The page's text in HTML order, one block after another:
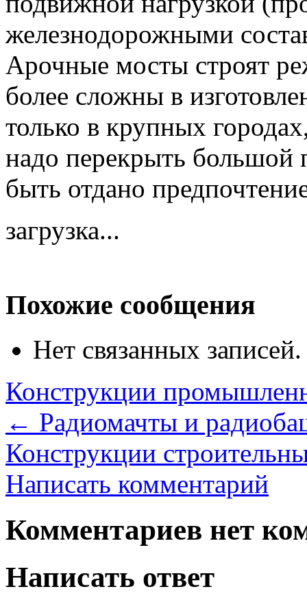
железнодорожными
Арочные мосты строят
более сложны в
только в крупных
надо перекрыть большой
быть отдано
загрузка...
Похожие сообщения
Нет связанных записей.
Конструкции
← Радиомачты и
Конструкции
Написать комментарий
Комментариев нет
Написать ответ